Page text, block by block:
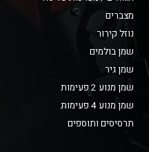
מצברים
נוזל קירור
שמן בולמים
שמן גיר
שמן מנוע 2 פעימות
שמן מנוע 4 פעימות
תרסיסים ותוספים